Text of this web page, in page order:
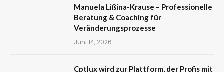
Manuela Lißina-Krause – Professionelle
Beratung & Coaching für
Veränderungsprozesse
Juni 14, 2026
Cptlux wird zur Plattform, der Profis mit